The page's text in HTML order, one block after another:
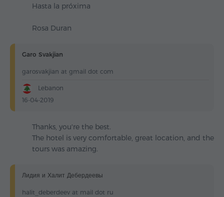
Hasta la próxima
Rosa Duran
Garo Svakjian
garosvakjian at gmail dot com
Lebanon
16-04-2019
Thanks, you're the best.
The hotel is very comfortable, great location, and the
tours was amazing.
Лидия и Халит Дебердеевы
halit_deberdeev at mail dot ru